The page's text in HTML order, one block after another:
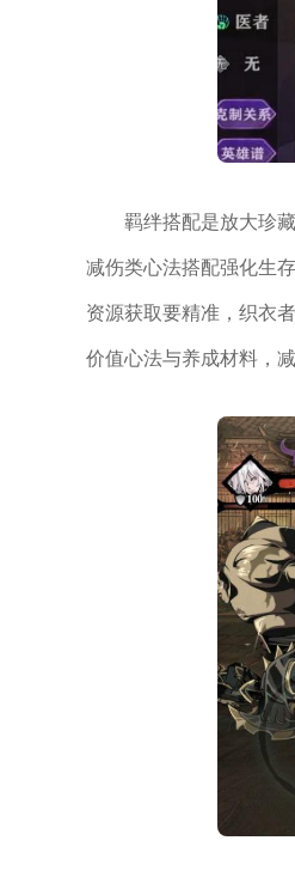
羁绊搭配是放大珍
减伤类心法搭配强化生
资源获取要精准，织衣
价值心法与养成材料，减